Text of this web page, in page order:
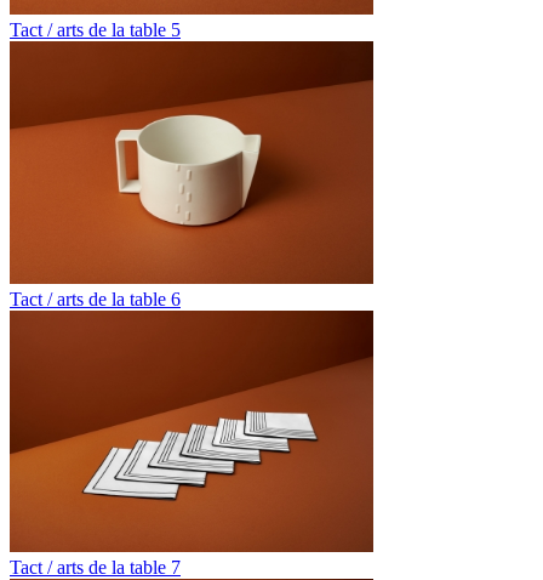
Tact / arts de la table 5
Tact / arts de la table 6
Tact / arts de la table 7